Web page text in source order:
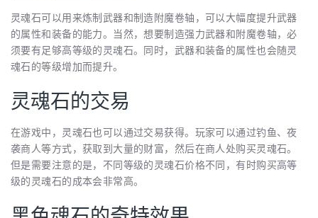
灵魂石可以用来炼制武器和制造附魔卷轴，可以大幅度提升武器
的属性和装备的能力。当然，想要制造强力武器和附魔卷轴，必
须要有足够高等级的灵魂石。同时，武器和装备的属性也会随灵
魂石的等级增加而提升。
灵魂石的交易
在游戏中，灵魂石也可以通过交易获得。玩家可以通过钓鱼、夜
袭商人等方式，获取到大量的财富，然后在商人处购买灵魂石。
但是需要注意的是，不同等级的灵魂石价格不同，有时购买高等
级的灵魂石的成本会非常高。